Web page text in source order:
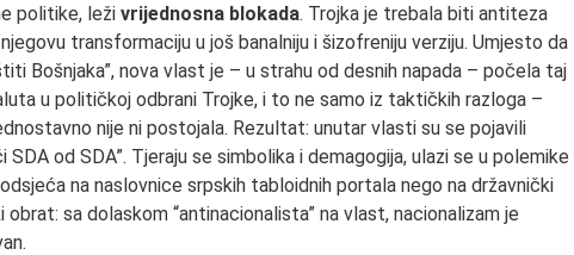
politike, leži vrijednosna blokada. Trojka je trebala biti antiteza
transformaciju u još banalniju i šizofreniju verziju. Umjesto da
Bošnjaka”, nova vlast je – u strahu od desnih napada – počela taj
u političkoj odbrani Trojke, i to ne samo iz taktičkih razloga –
nije ni postojala. Rezultat: unutar vlasti su se pojavili
od SDA”. Tjeraju se simbolika i demagogija, ulazi se u polemike
na naslovnice srpskih tabloidnih portala nego na državnički
sa dolaskom “antinacionalista” na vlast, nacionalizam je